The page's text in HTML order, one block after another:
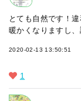
とても自然です！違
暖かくなりますし
2020-02-13 13:50:51
1